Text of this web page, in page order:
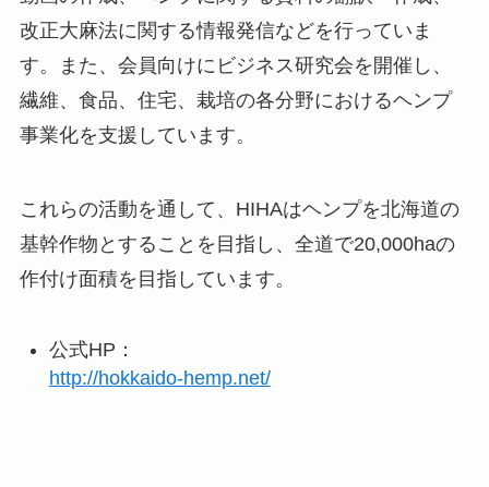
改正大麻法に関する情報発信などを行っていま
す。また、会員向けにビジネス研究会を開催し、
繊維、食品、住宅、栽培の各分野におけるヘンプ
事業化を支援しています。
これらの活動を通して、HIHAはヘンプを北海道の
基幹作物とすることを目指し、全道で20,000haの
作付け面積を目指しています。
公式HP：
http://hokkaido-hemp.net/